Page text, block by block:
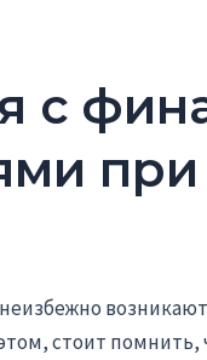
с
стоит помнить,